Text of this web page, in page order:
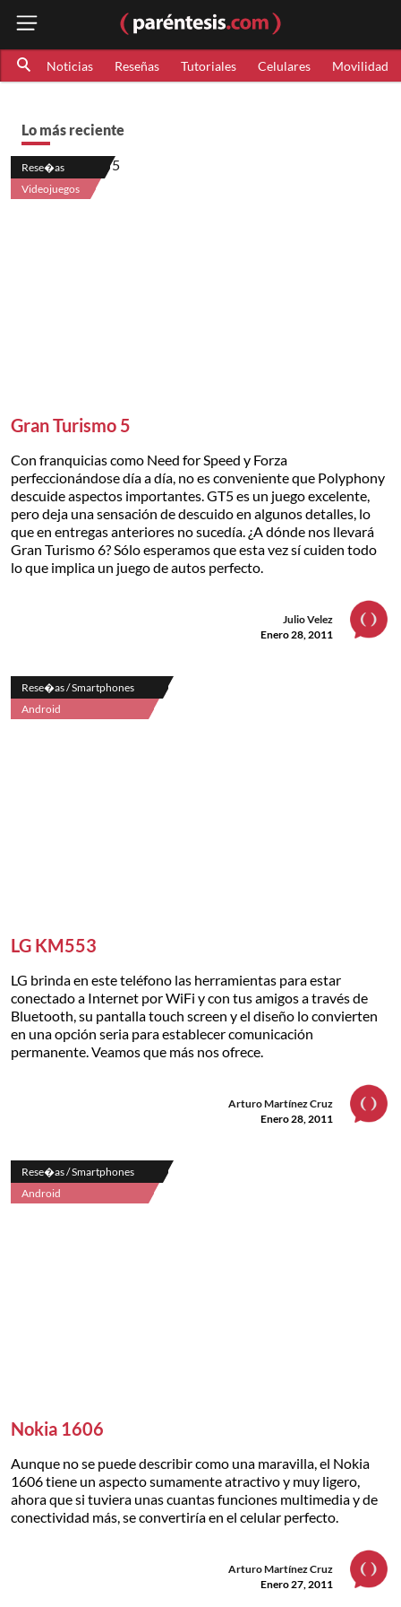
Noticias Reseñas Tutoriales Celulares Movilidad
Lo más reciente
Rese�as
Videojuegos
Gran Turismo 5
Con franquicias como Need for Speed y Forza
perfeccionándose día a día, no es conveniente que Polyphony
descuide aspectos importantes. GT5 es un juego excelente,
pero deja una sensación de descuido en algunos detalles, lo
que en entregas anteriores no sucedía. ¿A dónde nos llevará
Gran Turismo 6? Sólo esperamos que esta vez sí cuiden todo
lo que implica un juego de autos perfecto.
Julio Velez
Enero 28, 2011
Rese�as / Smartphones
Android
LG KM553
LG brinda en este teléfono las herramientas para estar
conectado a Internet por WiFi y con tus amigos a través de
Bluetooth, su pantalla touch screen y el diseño lo convierten
en una opción seria para establecer comunicación
permanente. Veamos que más nos ofrece.
Arturo Martínez Cruz
Enero 28, 2011
Rese�as / Smartphones
Android
Nokia 1606
Aunque no se puede describir como una maravilla, el Nokia
1606 tiene un aspecto sumamente atractivo y muy ligero,
ahora que si tuviera unas cuantas funciones multimedia y de
conectividad más, se convertiría en el celular perfecto.
Arturo Martínez Cruz
Enero 27, 2011